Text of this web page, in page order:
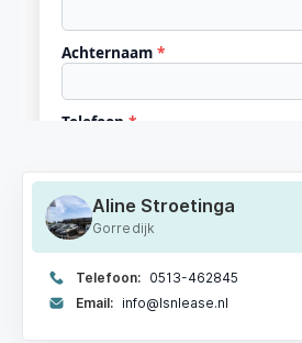
Aline Stroetinga
Gorredijk
Telefoon: 0513-462845
Email: info@lsnlease.nl